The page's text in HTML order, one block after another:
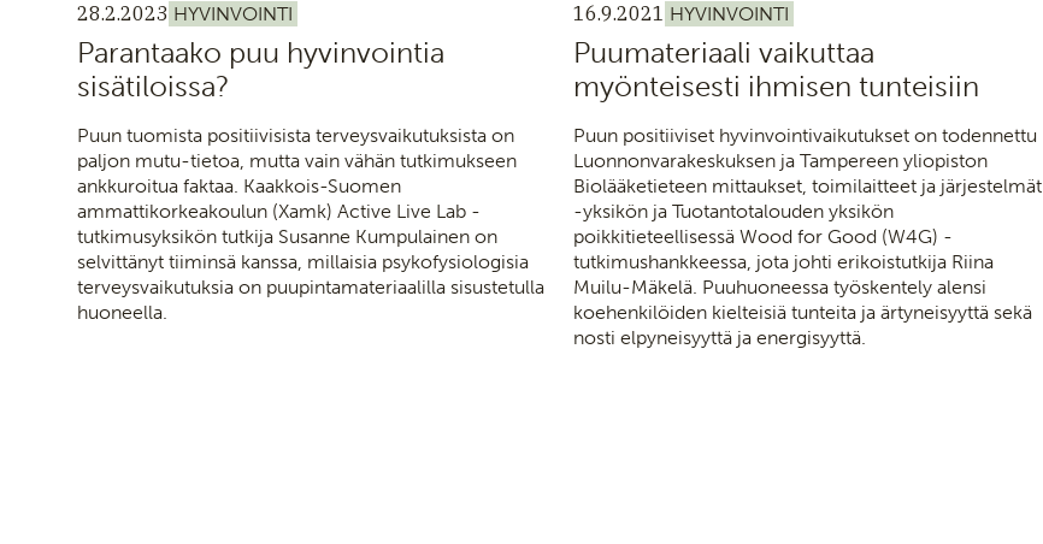
28.2.2023 HYVINVOINTI
Parantaako puu hyvinvointia
sisätiloissa?
Puun tuomista positiivisista terveysvaikutuksista on
paljon mutu-tietoa, mutta vain vähän tutkimukseen
ankkuroitua faktaa. Kaakkois-Suomen
ammattikorkeakoulun (Xamk) Active Live Lab -
tutkimusyksikön tutkija Susanne Kumpulainen on
selvittänyt tiiminsä kanssa, millaisia psykofysiologisia
terveysvaikutuksia on puupintamateriaalilla sisustetulla
huoneella.
16.9.2021 HYVINVOINTI
Puumateriaali vaikuttaa
myönteisesti ihmisen tunteisiin
Puun positiiviset hyvinvointivaikutukset on todennettu
Luonnonvarakeskuksen ja Tampereen yliopiston
Biolääketieteen mittaukset, toimilaitteet ja järjestelmät
-yksikön ja Tuotantotalouden yksikön
poikkitieteellisessä Wood for Good (W4G) -
tutkimushankkeessa, jota johti erikoistutkija Riina
Muilu-Mäkelä. Puuhuoneessa työskentely alensi
koehenkilöiden kielteisiä tunteita ja ärtyneisyyttä sekä
nosti elpyneisyyttä ja energisyyttä.